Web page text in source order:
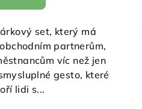
set, který má
partnerům,
víc než jen
gesto, které
lidi s...